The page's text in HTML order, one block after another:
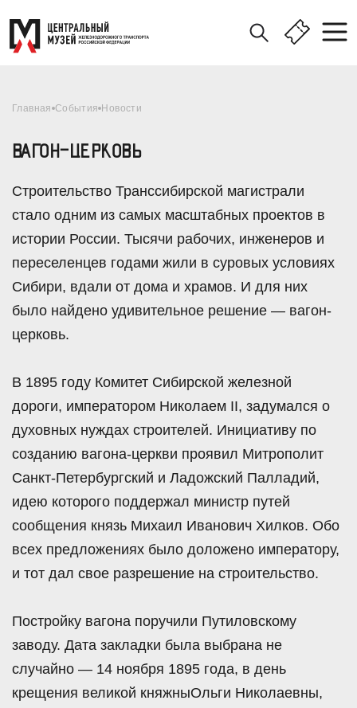
Главная События Новости
ВАГОН-ЦЕРКОВЬ
Строительство Транссибирской магистрали
стало одним из самых масштабных проектов в
истории России. Тысячи рабочих, инженеров и
переселенцев годами жили в суровых условиях
Сибири, вдали от дома и храмов. И для них
было найдено удивительное решение — вагон-
церковь.
В 1895 году Комитет Сибирской железной
дороги, императором Николаем II, задумался о
духовных нуждах строителей. Инициативу по
созданию вагона-церкви проявил Митрополит
Санкт-Петербургский и Ладожский Палладий,
идею которого поддержал министр путей
сообщения князь Михаил Иванович Хилков. Обо
всех предложениях было доложено императору,
и тот дал свое разрешение на строительство.
Постройку вагона поручили Путиловскому
заводу. Дата закладки была выбрана не
случайно — 14 ноября 1895 года, в день
крещения великой княжныОльги Николаевны,